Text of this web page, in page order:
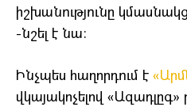
իշխանությունը
-նշել է նա:
Ինչպես հաղորդում է
վկայակոչելով